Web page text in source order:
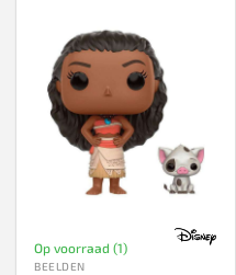
Op voorraad (1)
BEELDEN